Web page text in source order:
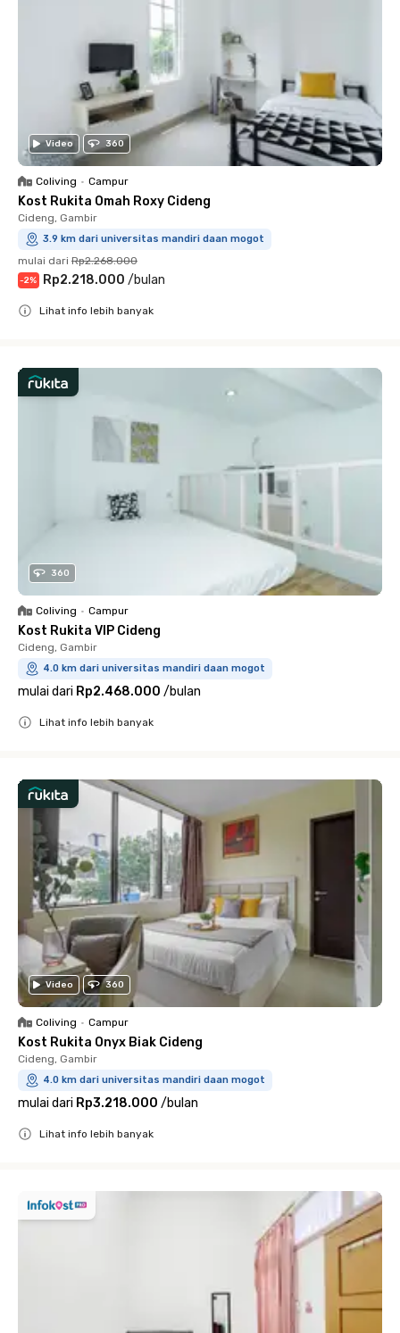
Video 360
Coliving • Campur
Kost Rukita Omah Roxy Cideng
Cideng, Gambir
3.9 km dari universitas mandiri daan mogot
mulai dari Rp2.268.000
-2% Rp2.218.000 /bulan
Lihat info lebih banyak
360
Coliving • Campur
Kost Rukita VIP Cideng
Cideng, Gambir
4.0 km dari universitas mandiri daan mogot
mulai dari Rp2.468.000 /bulan
Lihat info lebih banyak
Video 360
Coliving • Campur
Kost Rukita Onyx Biak Cideng
Cideng, Gambir
4.0 km dari universitas mandiri daan mogot
mulai dari Rp3.218.000 /bulan
Lihat info lebih banyak